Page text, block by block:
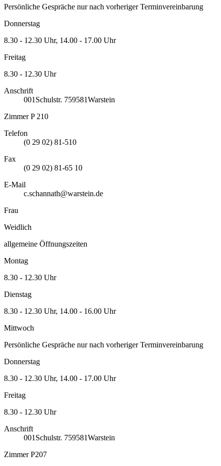
Persönliche Gespräche nur nach vorheriger Terminvereinbarung
Donnerstag
8.30 - 12.30 Uhr, 14.00 - 17.00 Uhr
Freitag
8.30 - 12.30 Uhr
Anschrift
001 Schulstr. 759581Warstein
Zimmer P 210
Telefon
(0 29 02) 81-510
Fax
(0 29 02) 81-65 10
E-Mail
c.schannath@warstein.de
Frau
Weidlich
allgemeine Öffnungszeiten
Montag
8.30 - 12.30 Uhr
Dienstag
8.30 - 12.30 Uhr, 14.00 - 16.00 Uhr
Mittwoch
Persönliche Gespräche nur nach vorheriger Terminvereinbarung
Donnerstag
8.30 - 12.30 Uhr, 14.00 - 17.00 Uhr
Freitag
8.30 - 12.30 Uhr
Anschrift
001 Schulstr. 759581Warstein
Zimmer P207